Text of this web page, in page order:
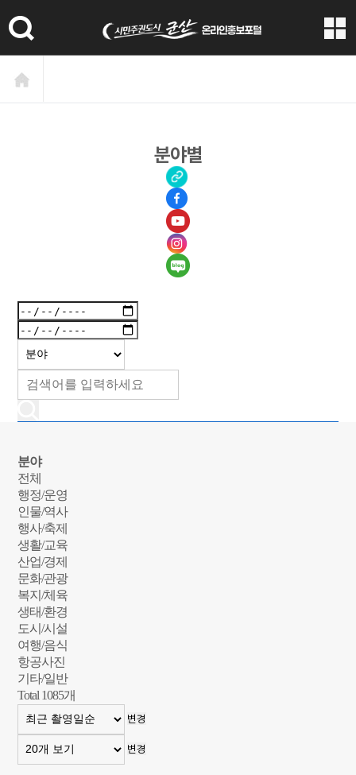
분야별
분야
전체
행정/운영
인물/역사
행사/축제
생활/교육
산업/경제
문화/관광
복지/체육
생태/환경
도시/시설
여행/음식
항공사진
기타/일반
Total 1085개
변경
변경